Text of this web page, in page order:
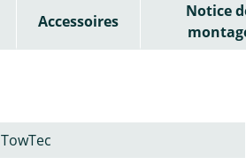
Accessoires
Notice
TowTec